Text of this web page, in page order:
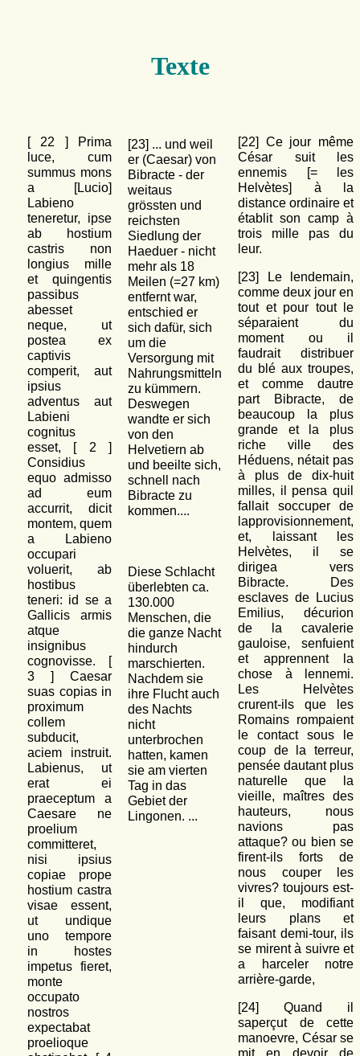
Texte
[ 22 ] Prima
luce, cum
summus mons
a [Lucio]
Labieno
teneretur, ipse
ab hostium
castris non
longius mille
et quingentis
passibus
abesset
neque, ut
postea ex
captivis
comperit, aut
ipsius
adventus aut
Labieni
cognitus
esset, [ 2 ]
Considius
equo admisso
ad eum
accurrit, dicit
montem, quem
a Labieno
occupari
voluerit, ab
hostibus
teneri: id se a
Gallicis armis
atque
insignibus
cognovisse. [
3 ] Caesar
suas copias in
proximum
collem
subducit,
aciem instruit.
Labienus, ut
erat ei
praeceptum a
Caesare ne
proelium
committeret,
nisi ipsius
copiae prope
hostium castra
visae essent,
ut undique
uno tempore
in hostes
impetus fieret,
monte
occupato
nostros
expectabat
proelioque
[23] ... und weil
er (Caesar) von
Bibracte - der
weitaus
grössten und
reichsten
Siedlung der
Haeduer - nicht
mehr als 18
Meilen (=27 km)
entfernt war,
entschied er
sich dafür, sich
um die
Versorgung mit
Nahrungsmitteln
zu kümmern.
Deswegen
wandte er sich
von den
Helvetiern ab
und beeilte sich,
schnell nach
Bibracte zu
kommen....
Diese Schlacht
überlebten ca.
130.000
Menschen, die
die ganze Nacht
hindurch
marschierten.
Nachdem sie
ihre Flucht auch
des Nachts
nicht
unterbrochen
hatten, kamen
sie am vierten
Tag in das
Gebiet der
Lingonen. ...
[22] Ce jour même
César suit les
ennemis [= les
Helvètes] à la
distance ordinaire et
établit son camp à
trois mille pas du
leur.
[23] Le lendemain,
comme deux jour en
tout et pour tout le
séparaient du
moment ou il
faudrait distribuer
du blé aux troupes,
et comme dautre
part Bibracte, de
beaucoup la plus
grande et la plus
riche ville des
Héduens, nétait pas
à plus de dix-huit
milles, il pensa quil
fallait soccuper de
lapprovisionnement,
et, laissant les
Helvètes, il se
dirigea vers
Bibracte. Des
esclaves de Lucius
Emilius, décurion
de la cavalerie
gauloise, senfuient
et apprennent la
chose à lennemi.
Les Helvètes
crurent-ils que les
Romains rompaient
le contact sous le
coup de la terreur,
pensée dautant plus
naturelle que la
vieille, maîtres des
hauteurs, nous
navions pas
attaque? ou bien se
firent-ils forts de
nous couper les
vivres? toujours est-
il que, modifiant
leurs plans et
faisant demi-tour, ils
se mirent à suivre et
a harceler notre
arrière-garde,
[24] Quand il
saperçut de cette
manoevre, César se
mit en devoir de